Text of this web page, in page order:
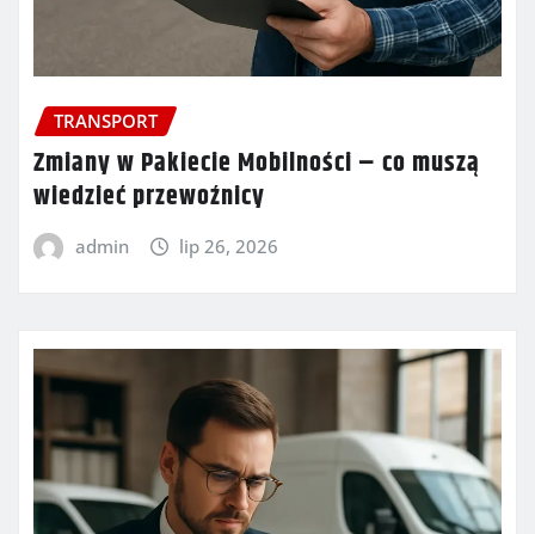
TRANSPORT
Zmiany w Pakiecie Mobilności – co muszą
wiedzieć przewoźnicy
admin lip 26, 2026